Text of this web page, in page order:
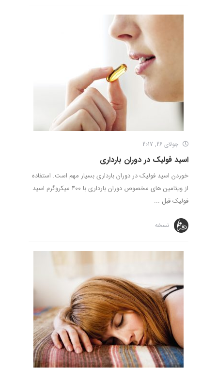
جولای 26, 2017
اسید فولیک در دوران بارداری
خوردن اسید فولیک در دوران بارداری بسیار مهم است. استفاده
از ویتامین های مخصوص دوران بارداری با ۴۰۰ میکروگرم اسید
فولیک قبل ...
نسخه